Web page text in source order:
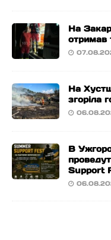
На
отримав
На
згоріла
В
Support